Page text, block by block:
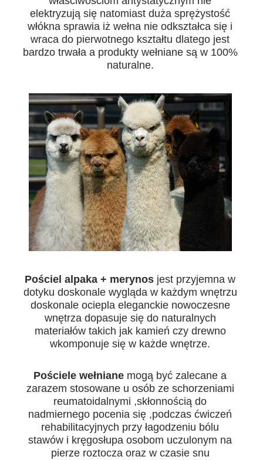
elektryzują się natomiast duża sprężystość
włókna sprawia iż wełna nie odkształca się i
wraca do pierwotnego kształtu dlatego jest
bardzo trwała a produkty wełniane są w 100%
naturalne.
Pościel alpaka + merynos jest przyjemna w
dotyku doskonale wygląda w każdym wnętrzu
doskonale ociepla eleganckie nowoczesne
wnętrza dopasuje się do naturalnych
materiałów takich jak kamień czy drewno
wkomponuje się w każde wnętrze.
Pościele wełniane mogą być zalecane a
zarazem stosowane u osób ze schorzeniami
reumatoidalnymi ,skłonnością do
nadmiernego pocenia się ,podczas ćwiczeń
rehabilitacyjnych przy łagodzeniu bólu
stawów i kręgosłupa osobom uczulonym na
pierze roztocza oraz w czasie snu